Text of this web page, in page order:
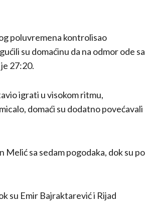
poluvremena kontrolisao
su domaćinu da na odmor ode sa
27:20.
igrati u visokom ritmu,
domaći su dodatno povećavali
sa sedam pogodaka, dok su po
su Emir Bajraktarević i Rijad